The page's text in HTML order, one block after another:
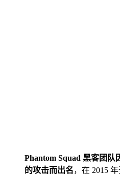
Phantom Squad 黑客团队
的攻击而出名，在 2015